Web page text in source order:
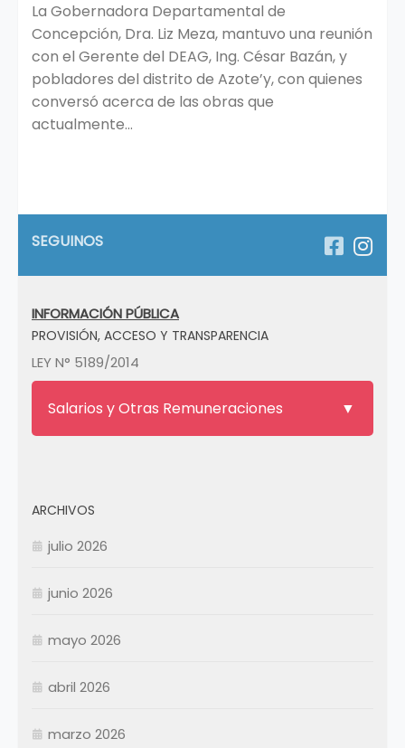
La Gobernadora Departamental de
Concepción, Dra. Liz Meza, mantuvo una reunión
con el Gerente del DEAG, Ing. César Bazán, y
pobladores del distrito de Azote’y, con quienes
conversó acerca de las obras que
actualmente...
SEGUINOS
INFORMACIÓN PÚBLICA
PROVISIÓN, ACCESO Y TRANSPARENCIA
LEY N° 5189/2014
Salarios y Otras Remuneraciones
Enero
ARCHIVOS
julio 2026
junio 2026
mayo 2026
abril 2026
marzo 2026